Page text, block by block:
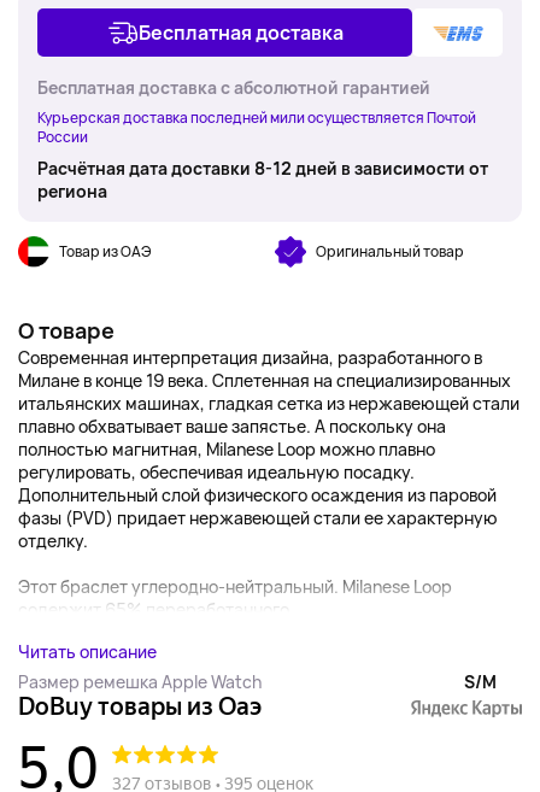
Бесплатная доставка
Бесплатная доставка с абсолютной гарантией
Курьерская доставка последней мили осуществляется Почтой
России
Расчётная дата доставки 8-12 дней в зависимости от
региона
Товар из ОАЭ Оригинальный товар
О товаре
Современная интерпретация дизайна, разработанного в
Милане в конце 19 века. Сплетенная на специализированных
итальянских машинах, гладкая сетка из нержавеющей стали
плавно обхватывает ваше запястье. А поскольку она
полностью магнитная, Milanese Loop можно плавно
регулировать, обеспечивая идеальную посадку.
Дополнительный слой физического осаждения из паровой
фазы (PVD) придает нержавеющей стали ее характерную
отделку.
Этот браслет углеродно-нейтральный. Milanese Loop
содержит 65% переработанного...
Читать описание
Размер ремешка Apple Watch
S/M